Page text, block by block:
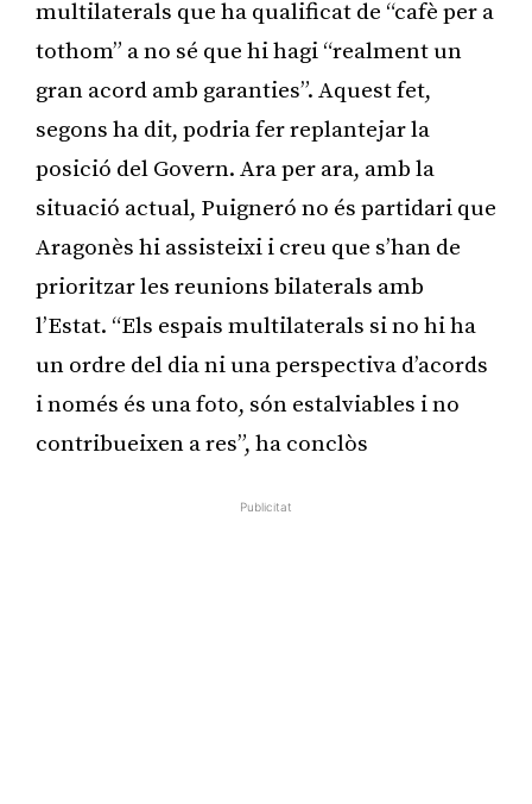
multilaterals que ha qualificat de “cafè per a
tothom” a no sé que hi hagi “realment un
gran acord amb garanties”. Aquest fet,
segons ha dit, podria fer replantejar la
posició del Govern. Ara per ara, amb la
situació actual, Puigneró no és partidari que
Aragonès hi assisteixi i creu que s’han de
prioritzar les reunions bilaterals amb
l’Estat. “Els espais multilaterals si no hi ha
un ordre del dia ni una perspectiva d’acords
i només és una foto, són estalviables i no
contribueixen a res”, ha conclòs
Publicitat